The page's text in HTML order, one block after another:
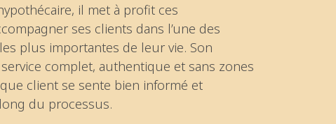
il met à profit ces
ses clients dans l’une des
plus importantes de leur vie. Son
complet, authentique et sans zones
client se sente bien informé et
du processus.